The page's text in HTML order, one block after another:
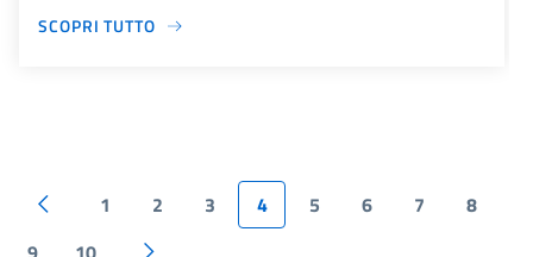
SCOPRI TUTTO
1 2 3 4 5 6 7
8